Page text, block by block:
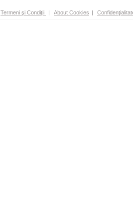
Termeni şi Condiţii | About Cookies |